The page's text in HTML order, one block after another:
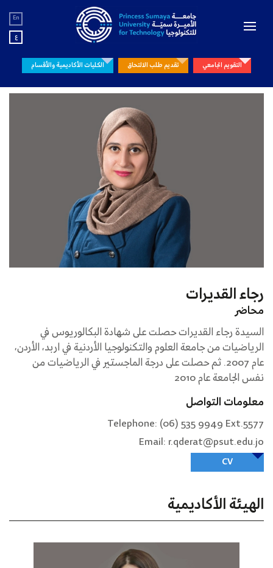
En
ع
التقويم الجامعي تقديم طلب الالتحاق الكليات الأكاديمية والأقسام
رجاء القديرات
محاضر
السيدة رجاء القديرات حصلت على شهادة البكالوريوس في
الرياضيات من جامعة العلوم والتكنولوجيا الأردنية في اربد، الأردن،
عام 2007. ثم حصلت على درجة الماجستير في الرياضيات من
نفس الجامعة عام 2010
معلومات التواصل
Telephone: (06) 535 9949 Ext.5577
Email: r.qderat@psut.edu.jo
CV
الهيئة الأكاديمية